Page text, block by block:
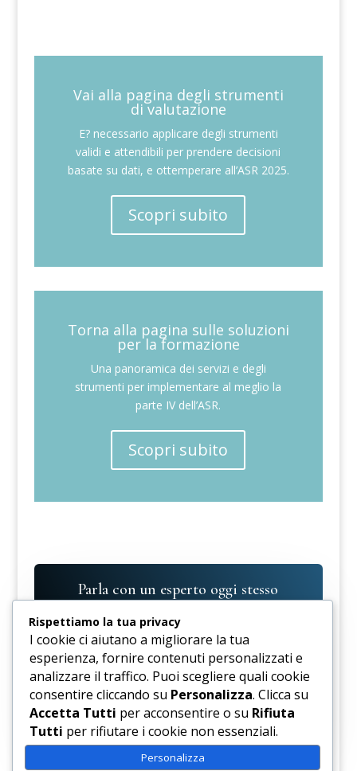
Vai alla pagina degli strumenti
di valutazione
E? necessario applicare degli strumenti
validi e attendibili per prendere decisioni
basate su dati, e ottemperare all’ASR 2025.
Scopri subito
Torna alla pagina sulle soluzioni
per la formazione
Una panoramica dei servizi e degli
strumenti per implementare al meglio la
parte IV dell’ASR.
Scopri subito
Parla con un esperto oggi stesso
Vuoi scoprire come Cesvor può trasformare la
tua strategia formativa? Compila il modulo e
un nostro esperto ti contatterà per una
consulenza personalizzata.
Contattaci Ora
Rispettiamo la tua privacy
I cookie ci aiutano a migliorare la tua
esperienza, fornire contenuti personalizzati e
analizzare il traffico. Puoi scegliere quali cookie
consentire cliccando su Personalizza. Clicca su
Accetta Tutti per acconsentire o su Rifiuta
Tutti per rifiutare i cookie non essenziali.
Personalizza